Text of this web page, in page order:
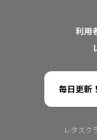
利用
毎日更新
レタスク